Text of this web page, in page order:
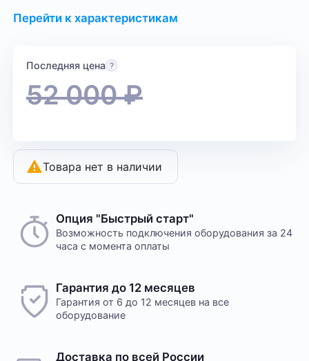
Перейти к характеристикам
Последняя цена
52 000₽
Товара нет в наличии
Опция "Быстрый старт"
Возможность подключения оборудования за 24
часа с момента оплаты
Гарантия до 12 месяцев
Гарантия от 6 до 12 месяцев на все
оборудование
Доставка по всей России